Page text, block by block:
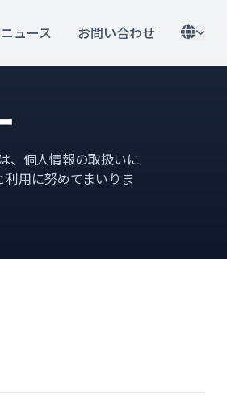
ニュース お問い合わせ
、個人情報の取扱いに
用に努めてまいりま